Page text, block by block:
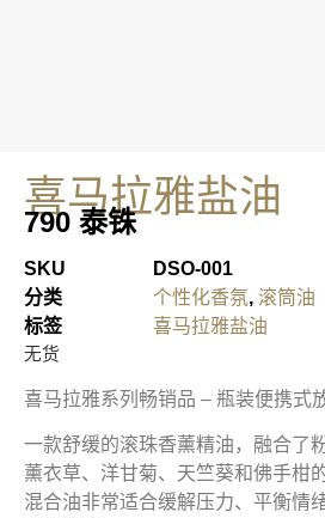
喜马拉雅盐油
790 泰铢
SKU
DSO-001
分类
个性化香氛, 滚筒油
标签
喜马拉雅盐油
无货
喜马拉雅系列畅销品 – 瓶装便携式
一款舒缓的滚珠香薰精油，融合了
薰衣草、洋甘菊、天竺葵和佛手柑
混合油非常适合缓解压力、平衡情